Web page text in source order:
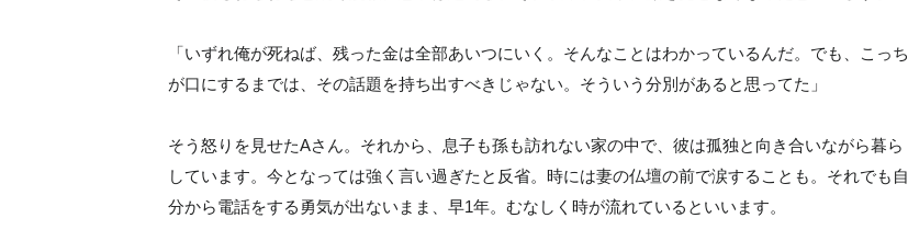
「いずれ俺が死ねば、残った金は全部あいつにいく。そんなことはわかっているんだ。でも、こっち
が口にするまでは、その話題を持ち出すべきじゃない。そういう分別があると思ってた」
そう怒りを見せたAさん。それから、息子も孫も訪れない家の中で、彼は孤独と向き合いながら暮ら
しています。今となっては強く言い過ぎたと反省。時には妻の仏壇の前で涙することも。それでも自
分から電話をする勇気が出ないまま、早1年。むなしく時が流れているといいます。